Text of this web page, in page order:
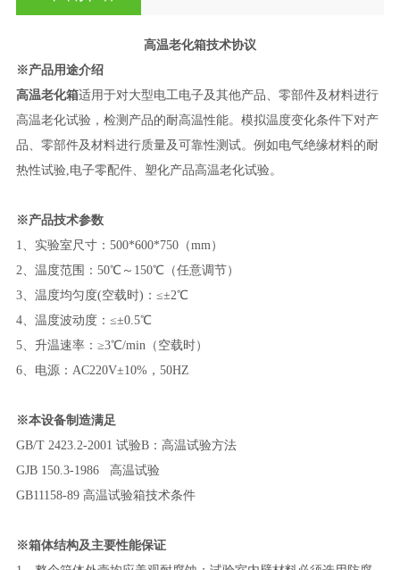
高温老化箱技术协议
※产品用途介绍
高温老化箱适用于对大型电工电子及其他产品、零部件及材料进行
高温老化试验，检测产品的耐高温性能。模拟温度变化条件下对产
品、零部件及材料进行质量及可靠性测试。例如电气绝缘材料的耐
热性试验,电子零配件、塑化产品高温老化试验。
※产品技术参数
1、实验室尺寸：500*600*750（mm）
2、温度范围：50℃～150℃（任意调节）
3、温度均匀度(空载时)：≤±2℃
4、温度波动度：≤±0.5℃
5、升温速率：≥3℃/min（空载时）
6、电源：AC220V±10%，50HZ
※本设备制造满足
GB/T 2423.2-2001 试验B：高温试验方法
GJB 150.3-1986 高温试验
GB11158-89 高温试验箱技术条件
※箱体结构及主要性能保证